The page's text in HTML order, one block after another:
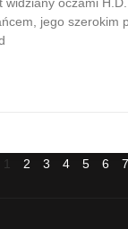
jego szerokim
1 2 3 4 5 6 7